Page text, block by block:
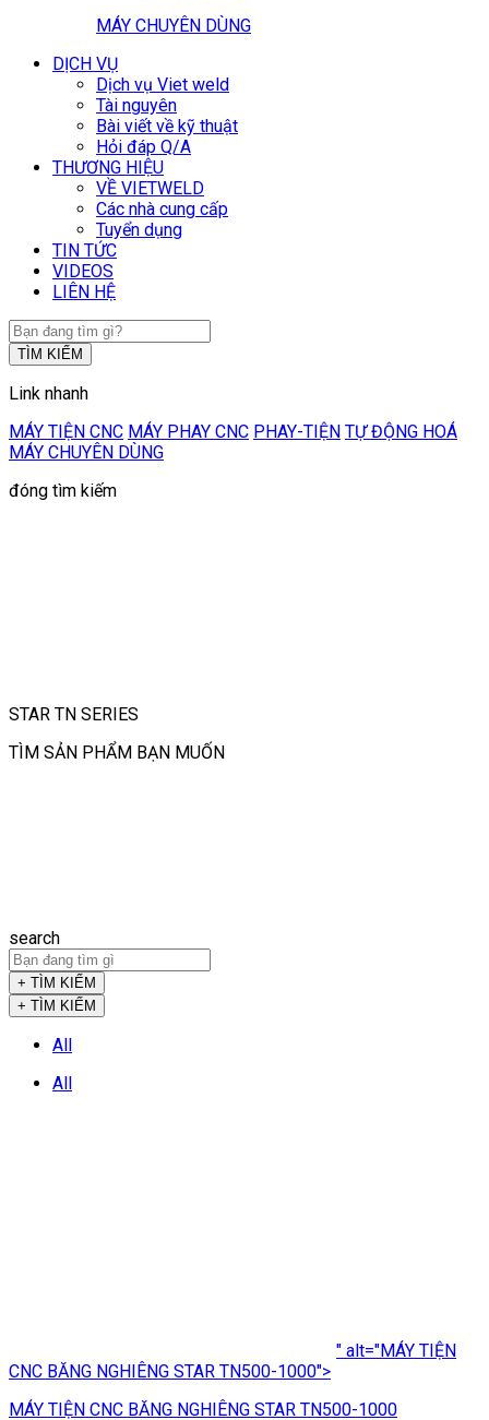
MÁY CHUYÊN DÙNG
DỊCH VỤ
Dịch vụ Viet weld
Tài nguyên
Bài viết về kỹ thuật
Hỏi đáp Q/A
THƯƠNG HIỆU
VỀ VIETWELD
Các nhà cung cấp
Tuyển dụng
TIN TỨC
VIDEOS
LIÊN HỆ
TÌM KIẾM
Link nhanh
MÁY TIỆN CNC MÁY PHAY CNC PHAY-TIỆN TỰ ĐỘNG HOÁ
MÁY CHUYÊN DÙNG
đóng tìm kiếm
STAR TN SERIES
TÌM SẢN PHẨM BẠN MUỐN
search
+ TÌM KIẾM
+ TÌM KIẾM
All
All
" alt="MÁY TIỆN
CNC BĂNG NGHIÊNG STAR TN500-1000">
MÁY TIỆN CNC BĂNG NGHIÊNG STAR TN500-1000